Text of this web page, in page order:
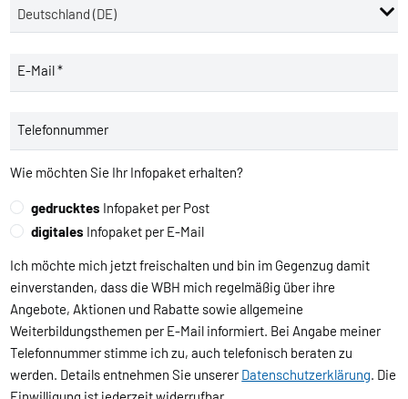
E-Mail *
Telefonnummer
Wie möchten Sie Ihr Infopaket erhalten?
gedrucktes Infopaket per Post
digitales Infopaket per E-Mail
Ich möchte mich jetzt freischalten und bin im Gegenzug damit
einverstanden, dass die WBH mich regelmäßig über ihre
Angebote, Aktionen und Rabatte sowie allgemeine
Weiterbildungsthemen per E-Mail informiert. Bei Angabe meiner
Telefonnummer stimme ich zu, auch telefonisch beraten zu
werden. Details entnehmen Sie unsererDatenschutzerklärung. Die